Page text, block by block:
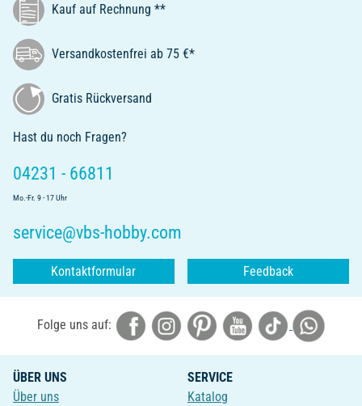
Kauf auf Rechnung **
Versandkostenfrei ab 75 €*
Gratis Rückversand
Hast du noch Fragen?
04231 - 66811
Mo.-Fr. 9 - 17 Uhr
service@vbs-hobby.com
Kontaktformular Feedback
Folge uns auf:
ÜBER UNS
Über uns
SERVICE
Katalog